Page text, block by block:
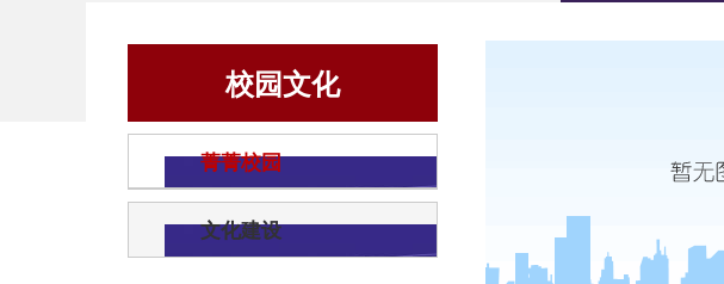
校园文化
菁菁校园
文化建设
校大